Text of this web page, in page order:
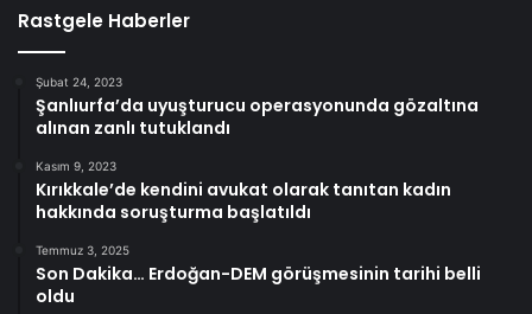
Rastgele Haberler
Şubat 24, 2023
Şanlıurfa’da uyuşturucu operasyonunda gözaltına
alınan zanlı tutuklandı
Kasım 9, 2023
Kırıkkale’de kendini avukat olarak tanıtan kadın
hakkında soruşturma başlatıldı
Temmuz 3, 2025
Son Dakika… Erdoğan-DEM görüşmesinin tarihi belli
oldu